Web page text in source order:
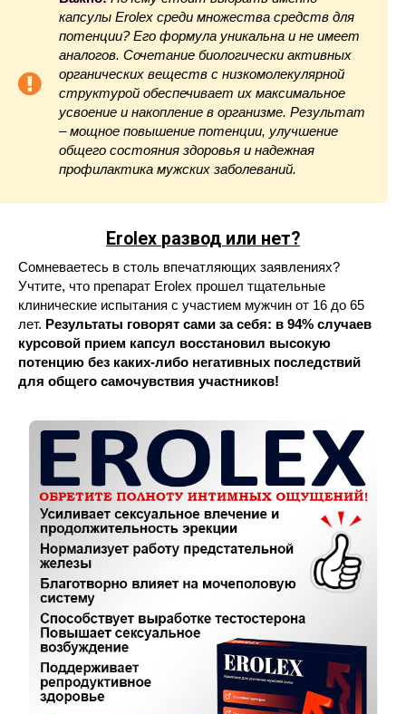
капсулы Erolex среди множества средств для
потенции? Его формула уникальна и не имеет
аналогов. Сочетание биологически активных
органических веществ с низкомолекулярной
структурой обеспечивает их максимальное
усвоение и накопление в организме. Результат
– мощное повышение потенции, улучшение
общего состояния здоровья и надежная
профилактика мужских заболеваний.
Erolex развод или нет?
Сомневаетесь в столь впечатляющих заявлениях?
Учтите, что препарат Erolex прошел тщательные
клинические испытания с участием мужчин от 16 до 65
лет. Результаты говорят сами за себя: в 94% случаев
курсовой прием капсул восстановил высокую
потенцию без каких-либо негативных последствий
для общего самочувствия участников!